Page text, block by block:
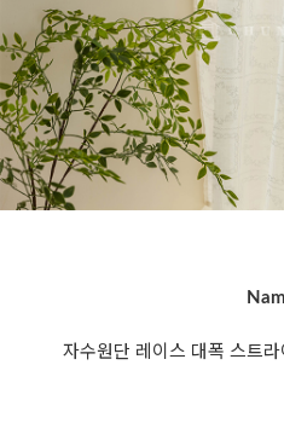
자수원단 레이스 대폭 스트